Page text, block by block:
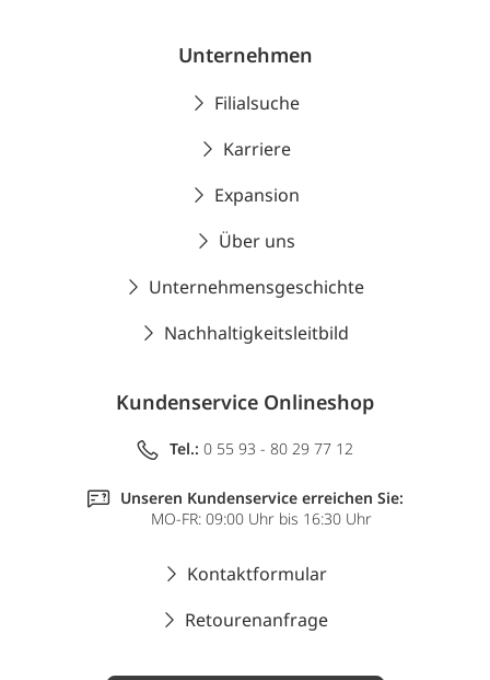
Unternehmen
Filialsuche
Karriere
Expansion
Über uns
Unternehmensgeschichte
Nachhaltigkeitsleitbild
Kundenservice Onlineshop
Tel.: 0 55 93 - 80 29 77 12
Unseren Kundenservice erreichen Sie:
MO-FR: 09:00 Uhr bis 16:30 Uhr
Kontaktformular
Retourenanfrage